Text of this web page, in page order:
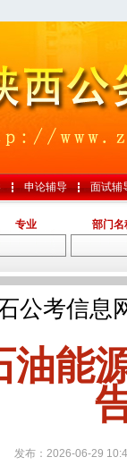
申论辅导 面试辅
专业 部门名
公考信息
油能
发布：2026-06-29